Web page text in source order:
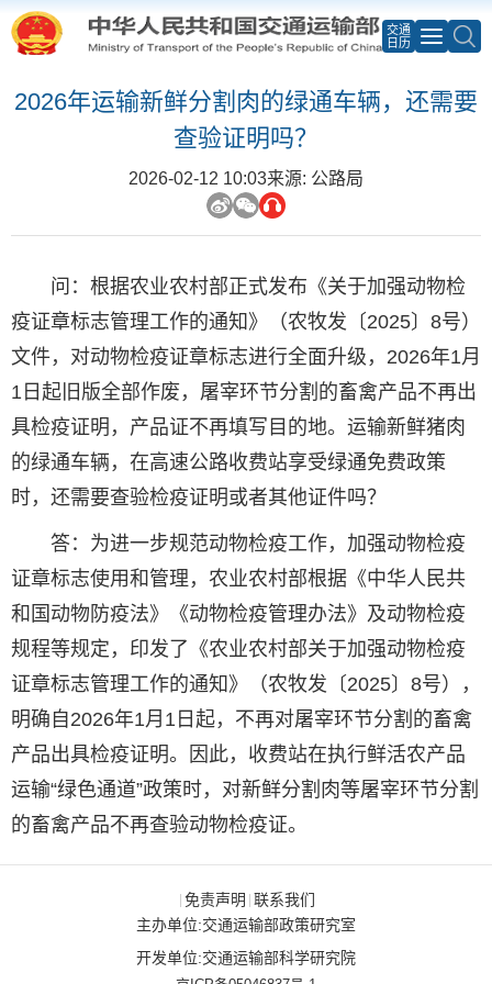
交通
日历
2026年运输新鲜分割肉的绿通车辆，还需要
查验证明吗？
2026-02-12 10:03来源: 公路局
问：根据农业农村部正式发布《关于加强动物检
疫证章标志管理工作的通知》（农牧发〔2025〕8号）
文件，对动物检疫证章标志进行全面升级，2026年1月
1日起旧版全部作废，屠宰环节分割的畜禽产品不再出
具检疫证明，产品证不再填写目的地。运输新鲜猪肉
的绿通车辆，在高速公路收费站享受绿通免费政策
时，还需要查验检疫证明或者其他证件吗？
答：为进一步规范动物检疫工作，加强动物检疫
证章标志使用和管理，农业农村部根据《中华人民共
和国动物防疫法》《动物检疫管理办法》及动物检疫
规程等规定，印发了《农业农村部关于加强动物检疫
证章标志管理工作的通知》（农牧发〔2025〕8号），
明确自2026年1月1日起，不再对屠宰环节分割的畜禽
产品出具检疫证明。因此，收费站在执行鲜活农产品
运输“绿色通道”政策时，对新鲜分割肉等屠宰环节分割
的畜禽产品不再查验动物检疫证。
| 免责声明 | 联系我们
主办单位:交通运输部政策研究室
开发单位:交通运输部科学研究院